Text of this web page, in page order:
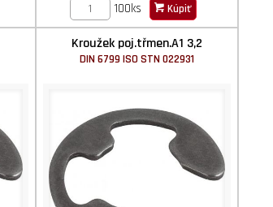
100ks
Kúpiť
Kroužek poj.třmen.A1 3,2
DIN 6799 ISO STN 022931